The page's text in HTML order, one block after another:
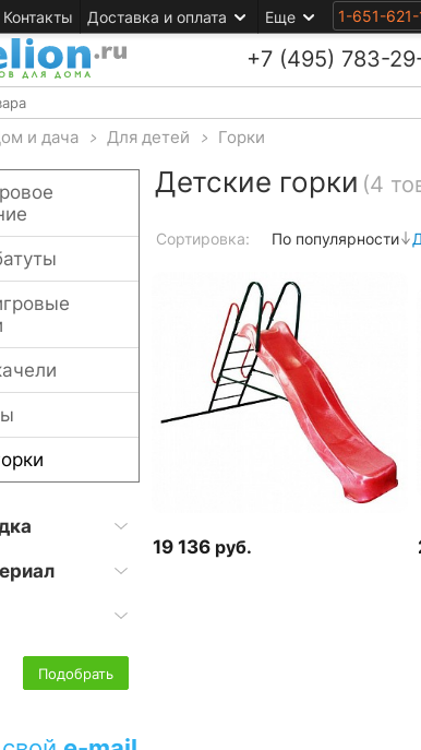
Контакты Доставка и оплата Еще 1-651-621-
+7 (495) 783-
и дача > Для детей > Горки
Подобрать
Детские горки (4
Сортировка: По популярности
19 136 руб.